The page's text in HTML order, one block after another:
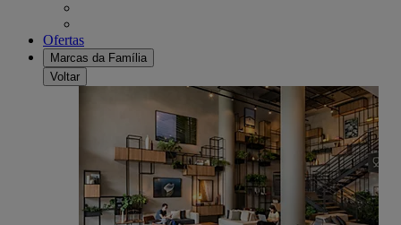
Ofertas
Marcas da Família
Voltar